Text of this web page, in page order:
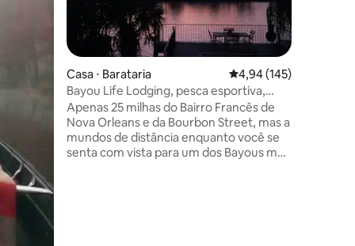
Casa ⋅ Barataria 4,94 de uma avaliação
4,94 (145)
Bayou Life Lodging, pesca esportiva,
ecoturismo
Apenas 25 milhas do Bairro Francês de
Nova Orleans e da Bourbon Street, mas a
mundos de distância enquanto você se
senta com vista para um dos Bayous mais